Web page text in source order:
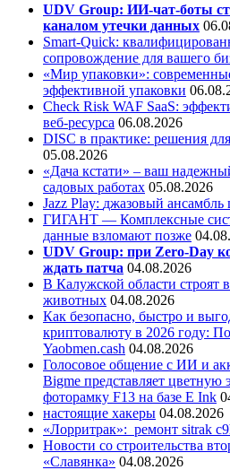
UDV Group: ИИ-чат-боты
каналом утечки данных
Smart-Quick:
сопровождение для вашего
«Мир упаковки»:
эффективной упаковки
Check Risk WAF SaaS:
веб-ресурса 06.08.2026
DISC в практике: решения
05.08.2026
«Дача кстати» – ваш
садовых работах 05.08.2026
Jazz Play: джазовый ансамбль
ГИГАНТ — Комплексные
данные взломают позже
UDV Group: при Zero-Day
ждать патча 04.08.2026
В Калужской области строят
животных 04.08.2026
Как безопасно, быстро и
криптовалюту в 2026 году:
Yaobmen.cash 04.08.2026
Голосовое общение с ИИ и
Bigme представляет
фоторамку F13 на базе E Ink
настоящие хакеры 04.08.2026
«Лорритрак»: ремонт sitrak
Новости со строительства
«Славянка» 04.08.2026